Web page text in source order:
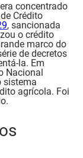
concentrado
Crédito
, sancionada
o crédito
marco do
de decretos
la. Em
Nacional
sistema
agrícola. Foi